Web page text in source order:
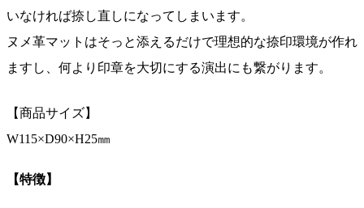
いなければ捺し直しになってしまいます。
ヌメ革マットはそっと添えるだけで理想的な捺印環境が作れ
ますし、何より印章を大切にする演出にも繋がります。
【商品サイズ】
W115×D90×H25㎜
【特徴】